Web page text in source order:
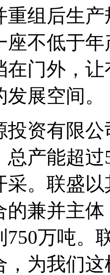
重组后生
座不低于
在门外，
展空间。
投资有限
总产能超
采。联盛
的兼并主
750万吨。
，为我们